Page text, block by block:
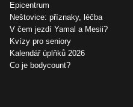
Epicentrum
Neštovice: příznaky, léčba
V čem jezdí Yamal a Mesii?
Kvízy pro seniory
Kalendář úplňků 2026
Co je bodycount?